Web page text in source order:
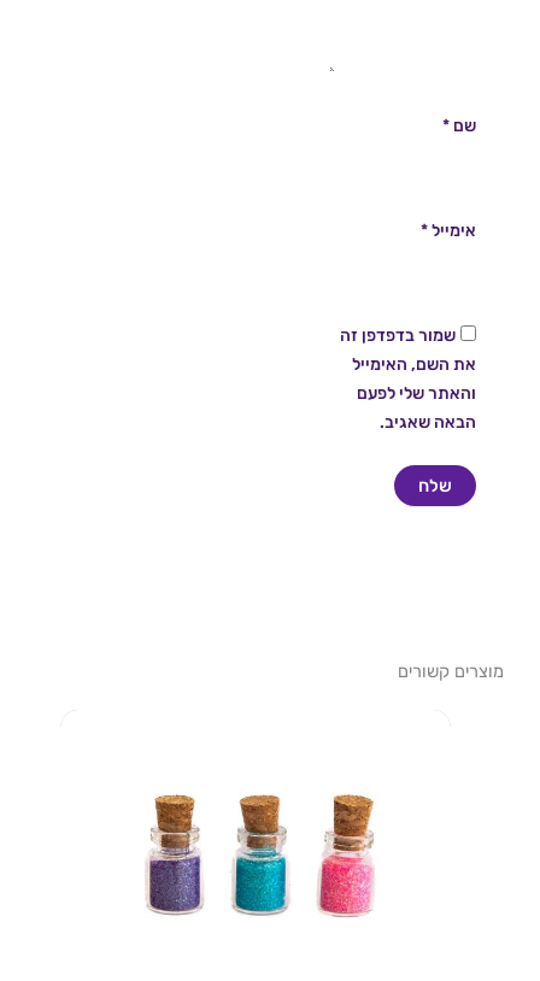
שם *
אימייל*
שמור בדפדפן זה
את השם, האימייל
והאתר שלי לפעם
הבאה שאגיב.
מוצרים קשורים